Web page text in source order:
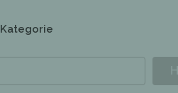
Kategorie